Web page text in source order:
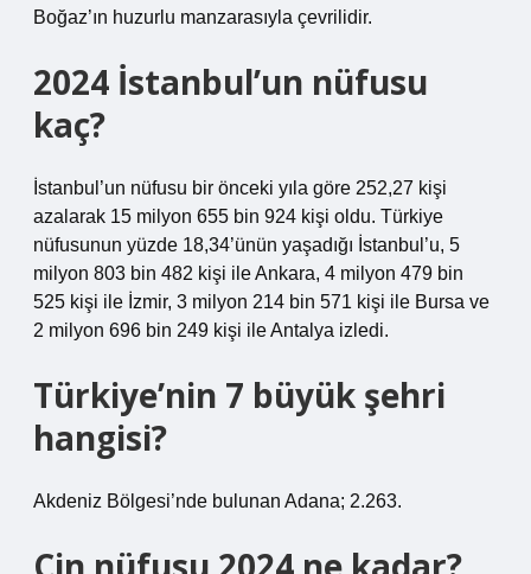
Boğaz’ın huzurlu manzarasıyla çevrilidir.
2024 İstanbul’un nüfusu
kaç?
İstanbul’un nüfusu bir önceki yıla göre 252,27 kişi
azalarak 15 milyon 655 bin 924 kişi oldu. Türkiye
nüfusunun yüzde 18,34’ünün yaşadığı İstanbul’u, 5
milyon 803 bin 482 kişi ile Ankara, 4 milyon 479 bin
525 kişi ile İzmir, 3 milyon 214 bin 571 kişi ile Bursa ve
2 milyon 696 bin 249 kişi ile Antalya izledi.
Türkiye’nin 7 büyük şehri
hangisi?
Akdeniz Bölgesi’nde bulunan Adana; 2.263.